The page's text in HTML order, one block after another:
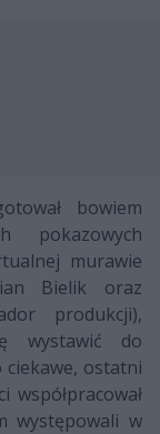
bowiem
pokazowych
murawie
Bielik oraz
produkcji),
wystawić do
ciekawe, ostatni
współpracował
występowali w